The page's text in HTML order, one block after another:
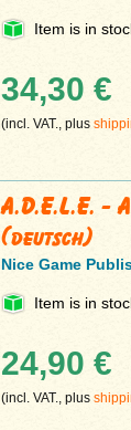
Item is in
34,30 €
(incl. VAT., plus
A.D.E.L.E. -
(deutsch)
Nice Game
Item is in
24,90 €
(incl. VAT., plus